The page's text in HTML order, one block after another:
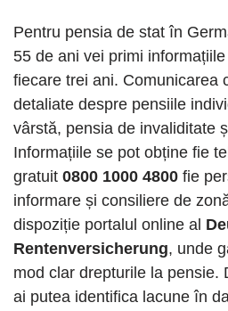
Pentru pensia de stat în
55 de ani vei primi
fiecare trei ani. Comunicarea
detaliate despre pensiile
vârstă, pensia de invaliditate
Informațiile se pot obține fie
gratuit 0800 1000 4800 fie
informare și consiliere de
dispoziție portalul online al
Rentenversicherung, unde
mod clar drepturile la pensie.
ai putea identifica lacune în